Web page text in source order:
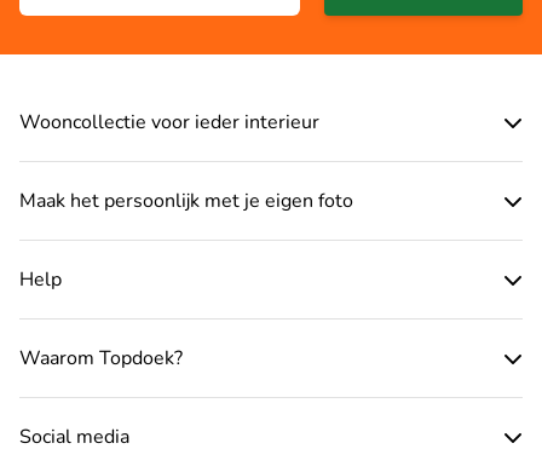
Wooncollectie voor ieder interieur
Maak het persoonlijk met je eigen foto
Help
Waarom Topdoek?
Social media